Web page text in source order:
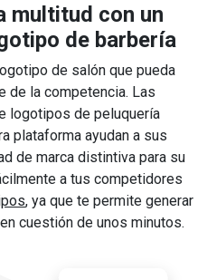
multitud con un
de barbería
de salón que pueda
de la competencia. Las
logotipos de peluquería
plataforma ayudan a sus
de marca distintiva para su
a tus competidores
, ya que te permite generar
cuestión de unos minutos.